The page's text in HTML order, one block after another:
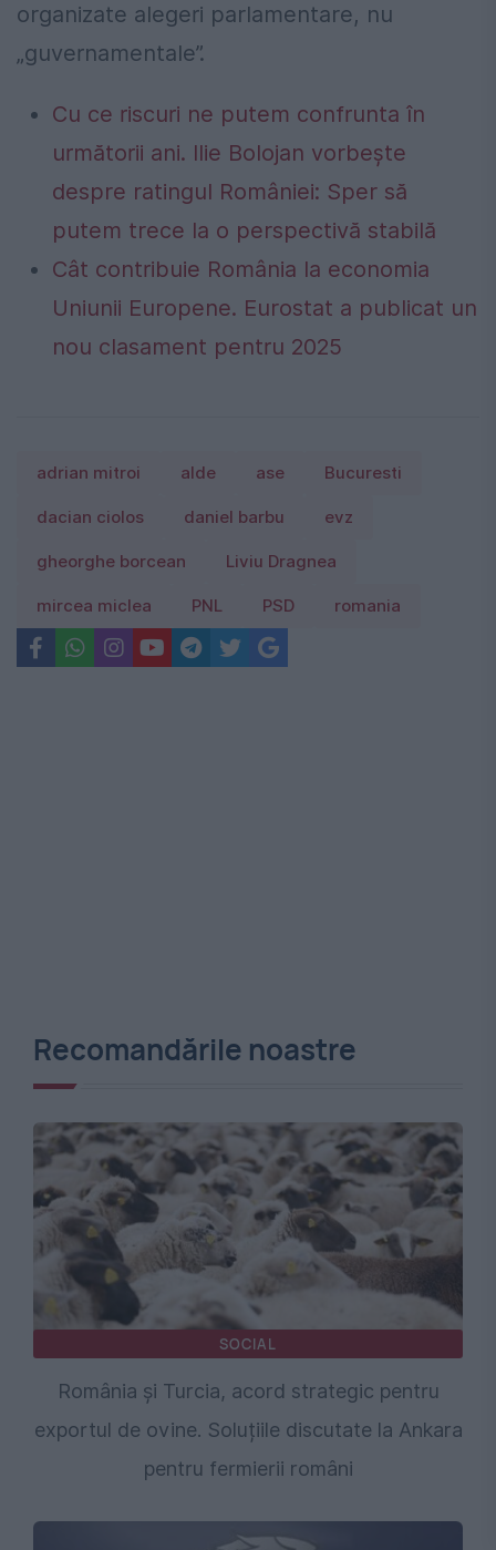
organizate alegeri parlamentare, nu
„guvernamentale”.
Cu ce riscuri ne putem confrunta în
următorii ani. Ilie Bolojan vorbește
despre ratingul României: Sper să
putem trece la o perspectivă stabilă
Cât contribuie România la economia
Uniunii Europene. Eurostat a publicat un
nou clasament pentru 2025
adrian mitroi alde ase Bucuresti
dacian ciolos daniel barbu evz
gheorghe borcean Liviu Dragnea
mircea miclea PNL PSD romania
Recomandările noastre
SOCIAL
România și Turcia, acord strategic pentru
exportul de ovine. Soluțiile discutate la Ankara
pentru fermierii români